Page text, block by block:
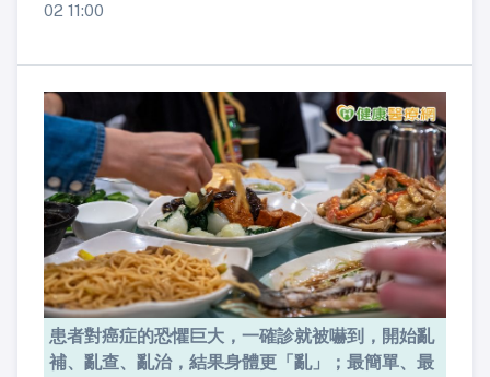
02 11:00
患者對癌症的恐懼巨大，一確診就被嚇到，開始亂
補、亂查、亂治，結果身體更「亂」；最簡單、最